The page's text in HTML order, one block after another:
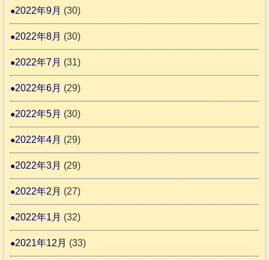
2022年9月 (30)
2022年8月 (30)
2022年7月 (31)
2022年6月 (29)
2022年5月 (30)
2022年4月 (29)
2022年3月 (29)
2022年2月 (27)
2022年1月 (32)
2021年12月 (33)